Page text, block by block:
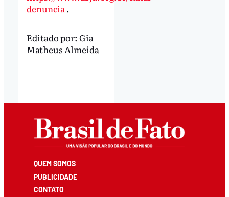
denuncia .
Editado por: Gia
Matheus Almeida
QUEM SOMOS
PUBLICIDADE
CONTATO